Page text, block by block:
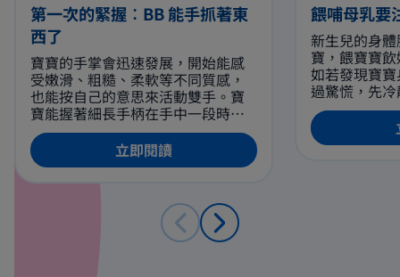
第一次的緊握︰BB 能手抓著東
西了
寶寶的手掌會迅速發展，開始能感
受嫩滑、粗糙、柔軟等不同質感，
也能按自己的意思來活動雙手。寶
寶能握著細長手柄在手中一段時
間，碰巧接觸到像毛公仔的耳朵等
容易握著的東西時，便會抓著或拿
到口中。隨著頸部變得穩固，直抱
寶寶的時候會比較輕鬆。寶寶伏下
時，能以手腕和手肘的力量來支持
自己的身體，並提起頭部。有些寶
寶在這個時期已能靈活地活動下半
身，雖然未有能力翻身，但已開始
為翻身作準備。
立即閱讀
餵哺母乳要
新生兒的身
寶，餵寶寶
如若發現寶
過驚慌，先
如遇到窒息
立即找醫生。